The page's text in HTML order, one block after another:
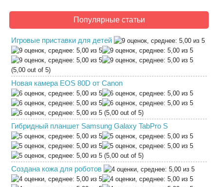
Популярные статьи
Игровые приставки для детей
(5,00 out of 5)
Новая камера EOS 80D от Canon
(5,00 out of 5)
Гибридный планшет Samsung Galaxy TabPro S
(5,00 out of 5)
Создана кожа для роботов